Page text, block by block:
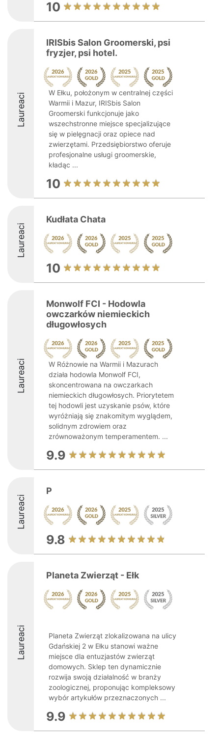
10
Laureaci
IRISbis Salon Groomerski, psi
fryzjer, psi hotel.
W Ełku, położonym w centralnej części
Warmii i Mazur, IRISbis Salon
Groomerski funkcjonuje jako
wszechstronne miejsce specjalizujące
się w pielęgnacji oraz opiece nad
zwierzętami. Przedsiębiorstwo oferuje
profesjonalne usługi groomerskie,
kładąc ...
10
Laureaci
Kudłata Chata
10
Laureaci
Monwolf FCI - Hodowla
owczarków niemieckich
długowłosych
W Różnowie na Warmii i Mazurach
działa hodowla Monwolf FCI,
skoncentrowana na owczarkach
niemieckich długowłosych. Priorytetem
tej hodowli jest uzyskanie psów, które
wyróżniają się znakomitym wyglądem,
solidnym zdrowiem oraz
zrównoważonym temperamentem. ...
9.9
Laureaci
P
9.8
Laureaci
Planeta Zwierząt - Ełk
Planeta Zwierząt zlokalizowana na ulicy
Gdańskiej 2 w Ełku stanowi ważne
miejsce dla entuzjastów zwierząt
domowych. Sklep ten dynamicznie
rozwija swoją działalność w branży
zoologicznej, proponując kompleksowy
wybór artykułów przeznaczonych ...
9.9